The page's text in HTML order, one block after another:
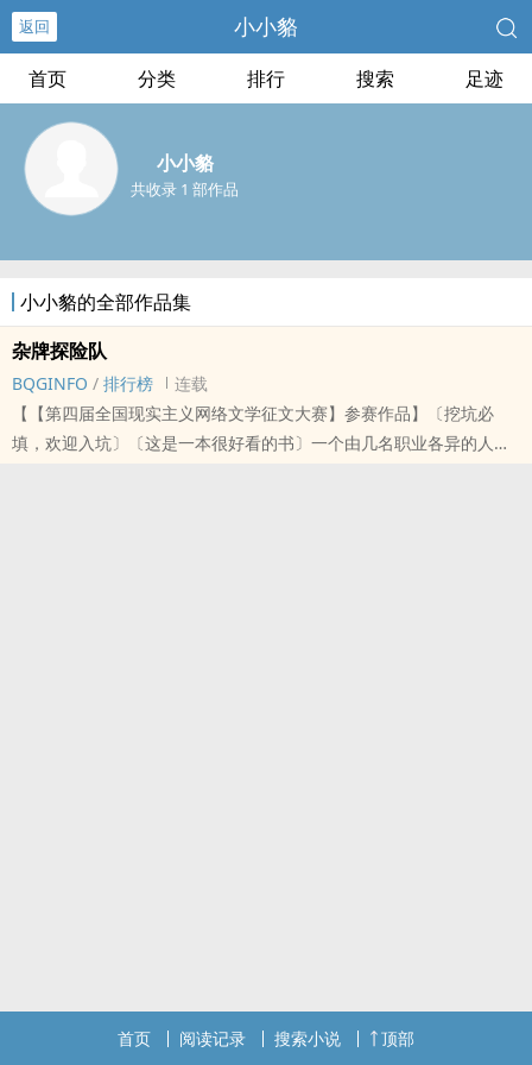
返回 小小貉
首页 分类 排行 搜索 足迹
小小貉
共收录 1 部作品
小小貉的全部作品集
杂牌探险队
BQGINFO / 排行榜
连载
【【第四届全国现实主义网络文学征文大赛】参赛作品】〔挖坑必
填，欢迎入坑〕〔这是一本很好看的书〕一个由几名职业各异的人组
首页 阅读记录 搜索小说 顶部